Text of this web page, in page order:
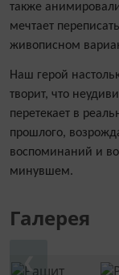
также
мечтает
живописном
Наш герой
творит, что
перетекает в
прошлого,
воспоминаний и
минувшем.
Галерея
❮